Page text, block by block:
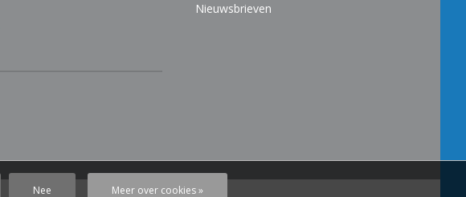
Nieuwsbrieven
Nee Meer over cookies »